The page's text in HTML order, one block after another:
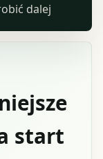
start
dalej